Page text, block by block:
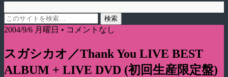
2004/9/6 月曜日 • コメントなし
スガシカオ／Thank You LIVE BEST
ALBUM + LIVE DVD (初回生産限定盤)